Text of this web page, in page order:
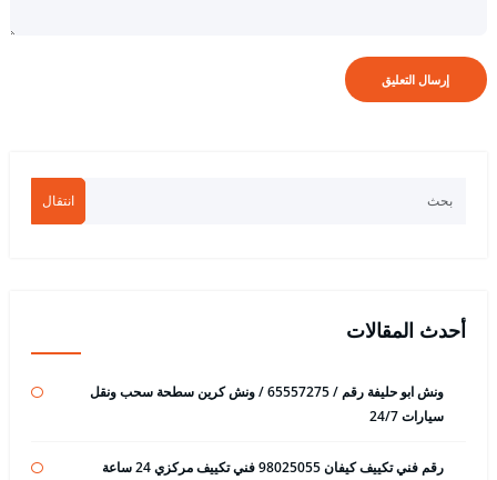
انتقال
أحدث المقالات
ونش ابو حليفة رقم / 65557275 / ونش كرين سطحة سحب ونقل
سيارات 24/7
رقم فني تكييف كيفان 98025055 فني تكييف مركزي 24 ساعة